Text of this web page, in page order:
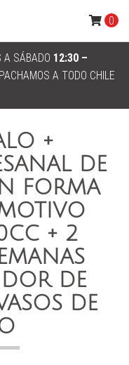
A SÁBADO 12:30 –
A TODO CHILE
0
+
DE
FORMA
+ 2
DE
DE